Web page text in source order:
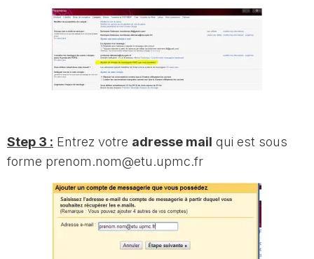
Step 3 : Entrez votre adresse mail qui est sous
forme prenom.nom@etu.upmc.fr